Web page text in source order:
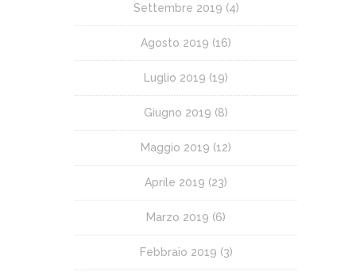
Settembre 2019 (4)
Agosto 2019 (16)
Luglio 2019 (19)
Giugno 2019 (8)
Maggio 2019 (12)
Aprile 2019 (23)
Marzo 2019 (6)
Febbraio 2019 (3)